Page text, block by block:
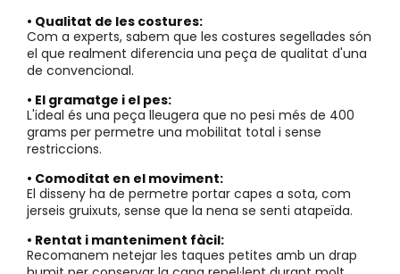
• Qualitat de les costures:
Com a experts, sabem que les costures segellades són
el que realment diferencia una peça de qualitat d'una
de convencional.
• El gramatge i el pes:
L'ideal és una peça lleugera que no pesi més de 400
grams per permetre una mobilitat total i sense
restriccions.
• Comoditat en el moviment:
El disseny ha de permetre portar capes a sota, com
jerseis gruixuts, sense que la nena se senti atapeïda.
• Rentat i manteniment fàcil:
Recomanem netejar les taques petites amb un drap